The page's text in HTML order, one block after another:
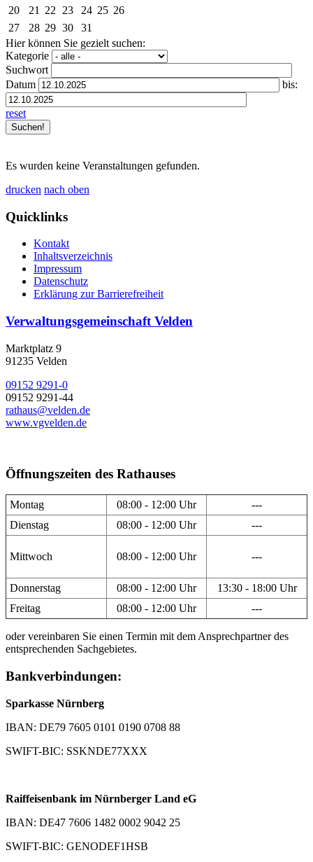
20
21 22 23 24 25 26
27
28 29 30
31
Hier können Sie gezielt suchen:
Kategorie
Suchwort
Datum
bis:
reset
Es wurden keine Veranstaltungen gefunden.
drucken nach oben
Quicklinks
Kontakt
Inhaltsverzeichnis
Impressum
Datenschutz
Erklärung zur Barrierefreiheit
Verwaltungsgemeinschaft Velden
Marktplatz 9
91235 Velden
09152 9291-0
09152 9291-44
rathaus@velden.de
www.vgvelden.de
Öffnungszeiten des Rathauses
Montag 08:00 - 12:00 Uhr
---
Dienstag
08:00 - 12:00 Uhr ---
Mittwoch 08:00 - 12:00 Uhr ---
Donnerstag 08:00 - 12:00 Uhr
13:30 - 18:00 Uhr
Freitag
08:00 - 12:00 Uhr ---
oder vereinbaren Sie einen Termin mit dem Ansprechpartner des
entsprechenden Sachgebietes.
Bankverbindungen:
Sparkasse Nürnberg
IBAN: DE79 7605 0101 0190 0708 88
SWIFT-BIC: SSKNDE77XXX
Raiffeisenbank im Nürnberger Land eG
IBAN: DE47 7606 1482 0002 9042 25
SWIFT-BIC: GENODEF1HSB